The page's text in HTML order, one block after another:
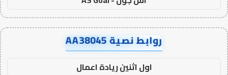
روابط نصية AA38045
اول اثنين ريادة اعمال